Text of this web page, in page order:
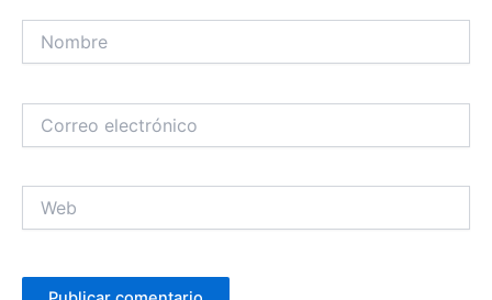
electrónico